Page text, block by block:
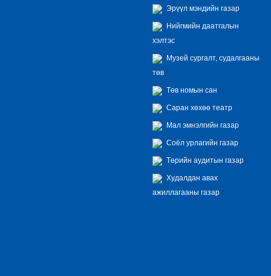
Эрүүл мэндийн газар
Нийгмийн даатгалын
хэлтэс
Музей сургалт, судалгааны
төв
Төв номын сан
Саран хөхөө театр
Мал эмнэлгийн газар
Соёл урлагийн газар
Төрийн аудитын газар
Худалдан авах
ажиллагааны газар